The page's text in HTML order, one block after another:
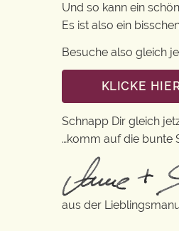
Und so kann ein
Es ist also ein
Besuche also gleich
KLICKE
Schnapp Dir gleich
…komm auf die bunte
aus der